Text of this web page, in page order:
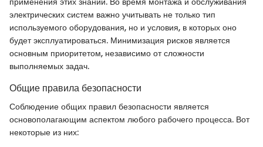
электрических систем важно учитывать не только тип
используемого оборудования, но и условия, в которых оно
будет эксплуатироваться. Минимизация рисков является
основным приоритетом, независимо от сложности
выполняемых задач.
Общие правила безопасности
Соблюдение общих правил безопасности является
основополагающим аспектом любого рабочего процесса. Вот
некоторые из них: